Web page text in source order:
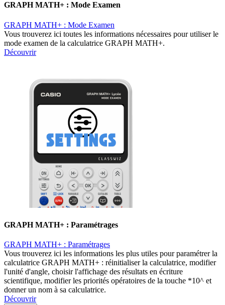
GRAPH MATH+ : Mode Examen
GRAPH MATH+ : Mode Examen
Vous trouverez ici toutes les informations nécessaires pour utiliser le
mode examen de la calculatrice GRAPH MATH+.
Découvrir
GRAPH MATH+ : Paramétrages
GRAPH MATH+ : Paramétrages
Vous trouverez ici les informations les plus utiles pour paramétrer la
calculatrice GRAPH MATH+ : réinitialiser la calculatrice, modifier
l'unité d'angle, choisir l'affichage des résultats en écriture
scientifique, modifier les priorités opératoires de la touche *10^ et
donner un nom à sa calculatrice.
Découvrir